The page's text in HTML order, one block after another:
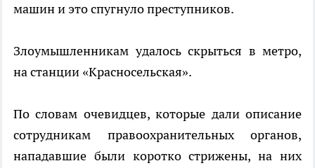
машин и это спугнуло преступников.
Злоумышленникам удалось скрыться в метро,
на станции «Красносельская».
По словам очевидцев, которые дали описание
сотрудникам правоохранительных органов,
нападавшие были коротко стрижены, на них